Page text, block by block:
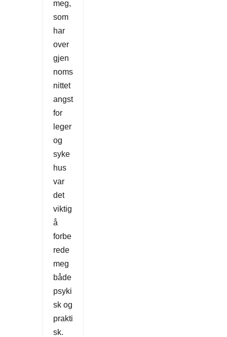
meg,
som
har
over
gjen
noms
nittet
angst
for
leger
og
syke
hus
var
det
viktig
å
forbe
rede
meg
både
psyki
sk og
prakti
sk.